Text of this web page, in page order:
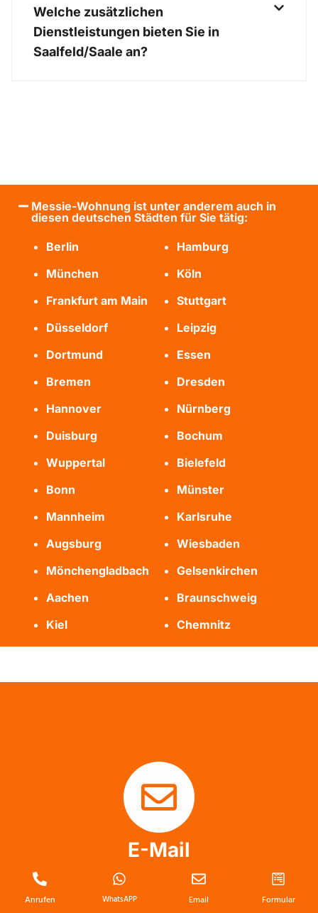
Welche zusätzlichen
Dienstleistungen bieten Sie in
Saalfeld/Saale an?
Messie-Wohnung ist unter anderem auch in
diesen deutschen Städten für Sie tätig:
Berlin
Hamburg
München
Köln
Frankfurt am Main
Stuttgart
Düsseldorf
Leipzig
Dortmund
Essen
Bremen
Dresden
Hannover
Nürnberg
Duisburg
Bochum
Wuppertal
Bielefeld
Bonn
Münster
Mannheim
Karlsruhe
Augsburg
Wiesbaden
Mönchengladbach
Gelsenkirchen
Aachen
Braunschweig
Kiel
Chemnitz
E-Mail
info@messie-wohnung-profis.de
Anrufen WhatsAPP Email Formular